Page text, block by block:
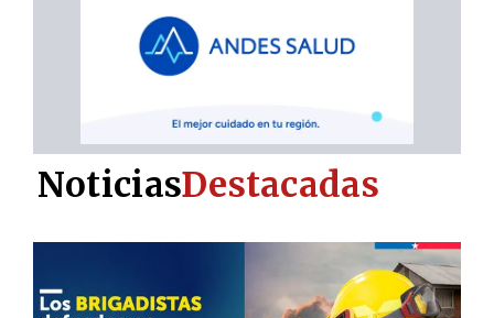
NoticiasDestacadas